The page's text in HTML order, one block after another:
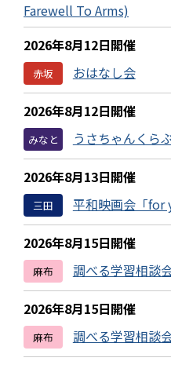
Farewell To Arms)
2026年8月12日開催
赤坂 おはなし会
2026年8月12日開催
みなと うさちゃんくら
2026年8月13日開催
三田 平和映画会「for
2026年8月15日開催
麻布 調べる学習相談
2026年8月15日開催
麻布 調べる学習相談